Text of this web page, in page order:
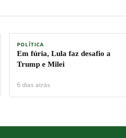
POLÍTICA
Em fúria, Lula faz desafio a
Trump e Milei
6 dias atrás